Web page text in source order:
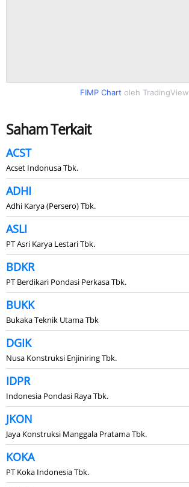
FIMP Chart oleh TradingView
Saham Terkait
ACST
Acset Indonusa Tbk.
ADHI
Adhi Karya (Persero) Tbk.
ASLI
PT Asri Karya Lestari Tbk.
BDKR
PT Berdikari Pondasi Perkasa Tbk.
BUKK
Bukaka Teknik Utama Tbk
DGIK
Nusa Konstruksi Enjiniring Tbk.
IDPR
Indonesia Pondasi Raya Tbk.
JKON
Jaya Konstruksi Manggala Pratama Tbk.
KOKA
PT Koka Indonesia Tbk.